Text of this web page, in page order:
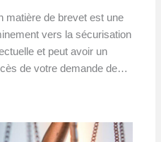
matière de brevet est une
vers la sécurisation
et peut avoir un
de votre demande de…